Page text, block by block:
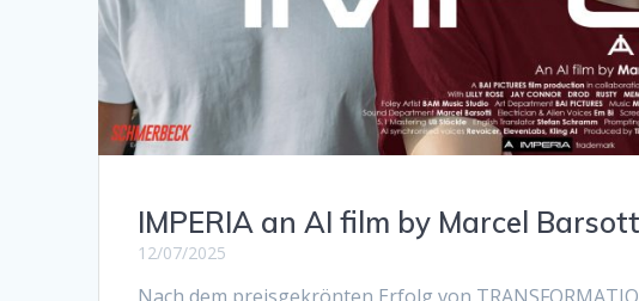
IMPERIA an AI film by Marcel
12/07/2025